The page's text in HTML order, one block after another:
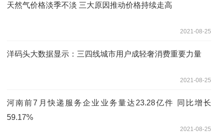
天然气价格淡季不淡 三大原因推动价格持续走高
2021-08-25
洋码头大数据显示：三四线城市用户成轻奢消费重要力量
2021-08-25
河南前7月快递服务企业业务量达23.28亿件 同比增长
59.17%
2021-08-25